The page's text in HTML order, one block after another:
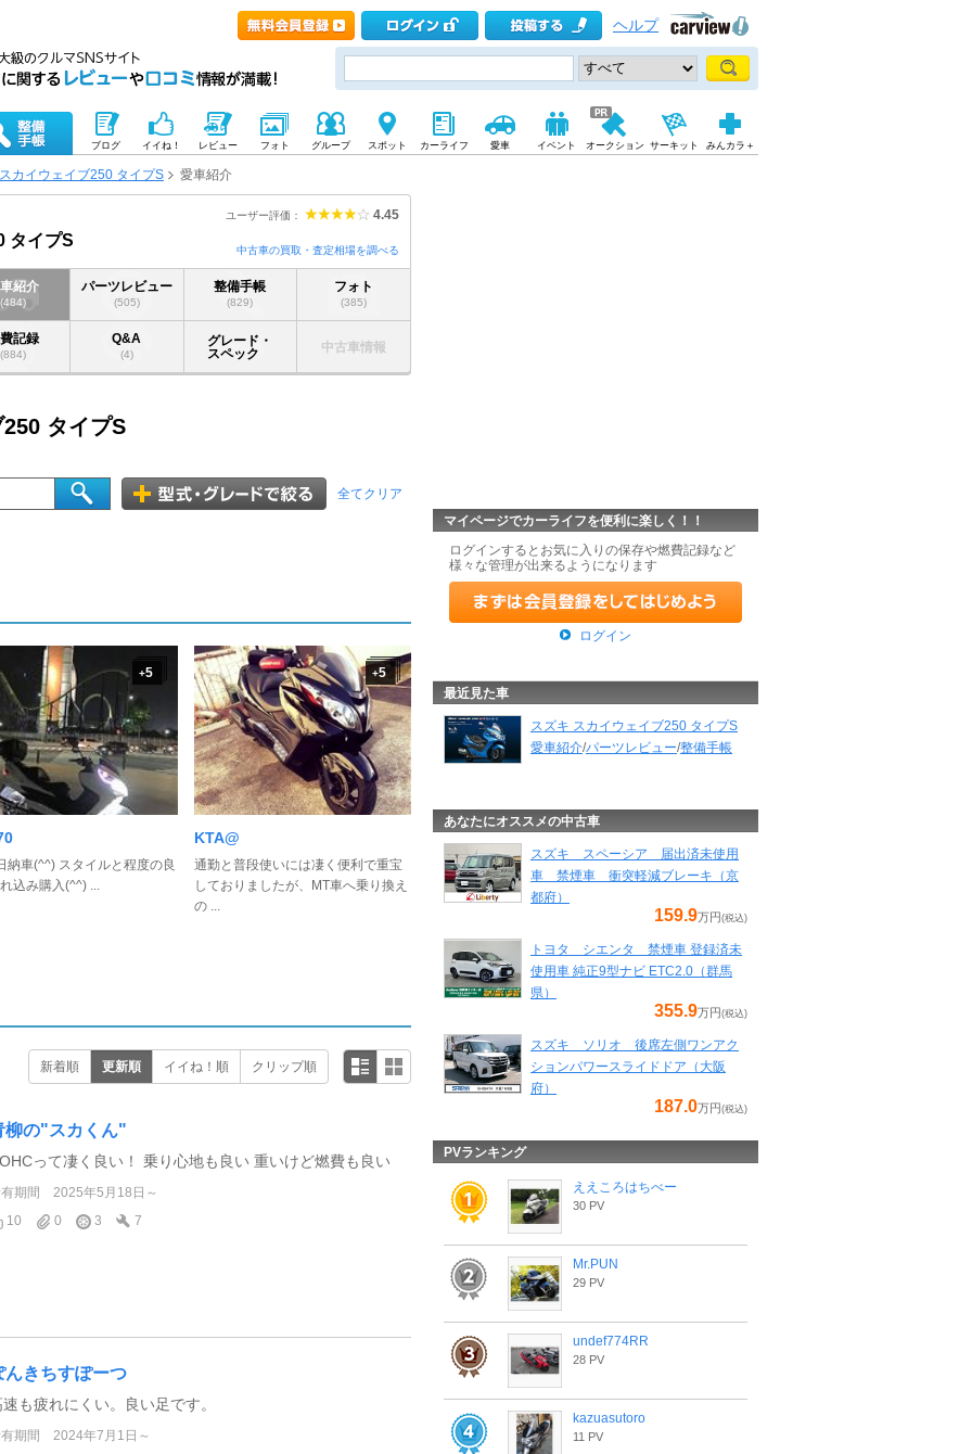
ヘルプ
ブログ イイね！ レビュー フォト グループ スポット カーライフ 愛車 イベント オークション サーキット みんカラ＋
スカイウェイブ250 タイプS 愛車紹介
ユーザー評価： 4.45
タイプS
中古車の買取・査定相場を調べる
紹介
(484)
パーツレビュー
(505)
整備手帳
(829)
フォト
(385)
記録
(884)
Q&A
(4)
グレード・
スペック
中古車情報
タイプS
全てクリア
+5
納車(^^) スタイルと程度の良
込み購入(^^) ...
+5
KTA@
通勤と普段使いには凄く便利で重宝
しておりましたが、MT車へ乗り換え
の ...
新着順 更新順 イイね！順 クリップ順
柳の"スカくん"
って凄く良い！ 乗り心地も良い 重いけど燃費も良い
期間
2025年5月18日～
10
0 3 7
んきちすぽーつ
も疲れにくい。良い足です。
期間
2024年7月1日～
マイページでカーライフを便利に楽しく！！
ログインするとお気に入りの保存や燃費記録など
様々な管理が出来るようになります
ログイン
最近見た車
スズキ スカイウェイブ250 タイプS
愛車紹介/パーツレビュー/整備手帳
あなたにオススメの中古車
スズキ スペーシア 届出済未使用
車 禁煙車 衝突軽減ブレーキ（京
都府）
159.9万円 (税込)
トヨタ シエンタ 禁煙車 登録済未
使用車 純正9型ナビ ETC2.0（群馬
県）
355.9万円 (税込)
スズキ ソリオ 後席左側ワンアク
ションパワースライドドア（大阪
府）
187.0万円 (税込)
PVランキング
ええころはちべー
30 PV
Mr.PUN
29 PV
undef774RR
28 PV
kazuasutoro
11 PV